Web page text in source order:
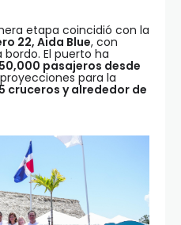
etapa coincidió con la
22, Aida Blue, con
bordo. El puerto ha
50,000 pasajeros desde
para la
cruceros y alrededor de